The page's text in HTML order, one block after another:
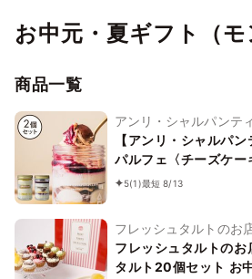
お中元・夏ギフト（モ
商品一覧
アンリ・シャルパンテ
【アンリ・シャルパ
パルフェ〈チーズケー
ラン〉
5(1)最短 8/13
フレッシュタルトのお
フレッシュタルトのお
タルト20個セット お